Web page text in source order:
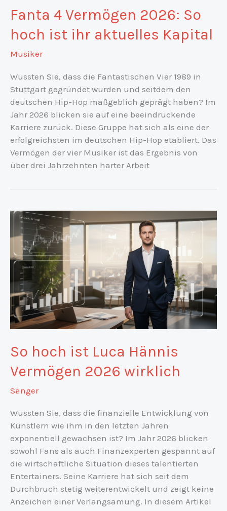
Fanta 4 Vermögen 2026: So
hoch ist ihr aktuelles Kapital
Musiker
Wussten Sie, dass die Fantastischen Vier 1989 in
Stuttgart gegründet wurden und seitdem den
deutschen Hip-Hop maßgeblich geprägt haben? Im
Jahr 2026 blicken sie auf eine beeindruckende
Karriere zurück. Diese Gruppe hat sich als eine der
erfolgreichsten im deutschen Hip-Hop etabliert. Das
Vermögen der vier Musiker ist das Ergebnis von
über drei Jahrzehnten harter Arbeit
So hoch ist Luca Hännis
Vermögen 2026 wirklich
Sänger
Wussten Sie, dass die finanzielle Entwicklung von
Künstlern wie ihm in den letzten Jahren
exponentiell gewachsen ist? Im Jahr 2026 blicken
sowohl Fans als auch Finanzexperten gespannt auf
die wirtschaftliche Situation dieses talentierten
Entertainers. Seine Karriere hat sich seit dem
Durchbruch stetig weiterentwickelt und zeigt keine
Anzeichen einer Verlangsamung. In diesem Artikel